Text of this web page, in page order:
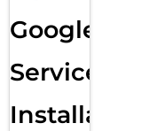
Google
Services
Installation